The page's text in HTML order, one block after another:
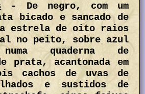
- De negro, com um
bicado e sancado de
estrela de oito raios
no peito, sobre azul
numa quaderna de
prata, acantonada em
cachos de uvas de
e sustidos de